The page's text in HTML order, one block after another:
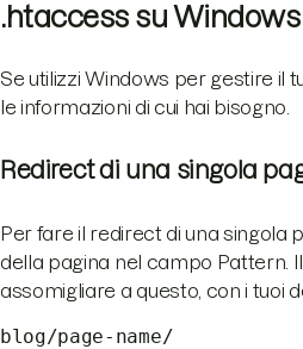
.htaccess su Windows
Se utilizzi Windows per gestire il
le informazioni di cui hai bisogno.
Redirect di una singola
Per fare il redirect di una singola
della pagina nel campo Pattern.
assomigliare a questo, con i tuoi
blog/page-name/